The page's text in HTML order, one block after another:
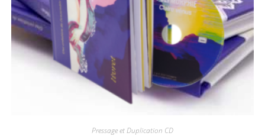
Pressage et Duplication CD